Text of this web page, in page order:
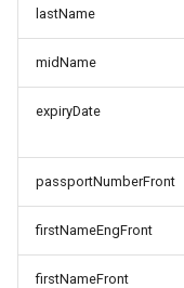
lastName
midName
expiryDate
passportNumberFront
firstNameEngFront
firstNameFront